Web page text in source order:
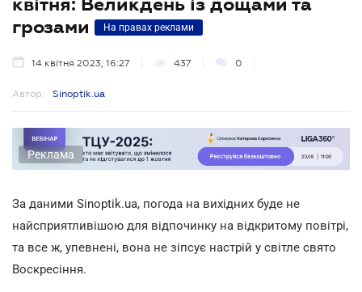
грозами
На правах реклами
14 квітня 2023, 16:27 437 0
Автор: Sinoptik.ua
Реклама
За даними Sinoptik.ua, погода на вихідних буде не
найсприятливішою для відпочинку на відкритому повітрі,
та все ж, упевнені, вона не зіпсує настрій у світле свято
Воскресіння.